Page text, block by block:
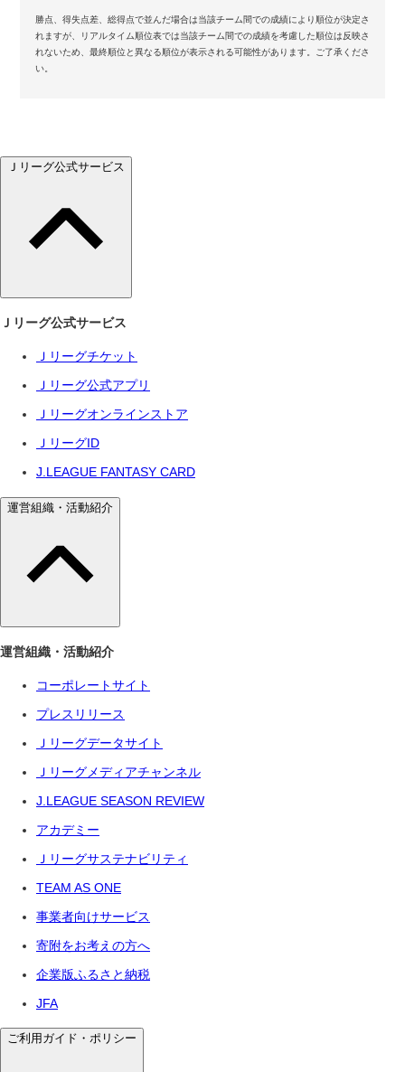
勝点、得失点差、総得点で並んだ場合は当該チーム間での成績により順位が決定さ
れますが、リアルタイム順位表では当該チーム間での成績を考慮した順位は反映さ
れないため、最終順位と異なる順位が表示される可能性があります。ご了承くださ
い。